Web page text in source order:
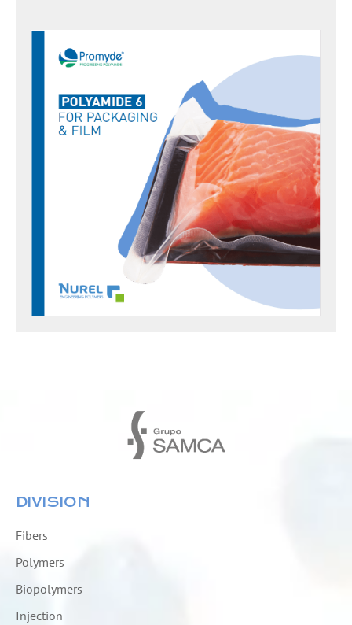
DIVISION
Fibers
Polymers
Biopolymers
Injection